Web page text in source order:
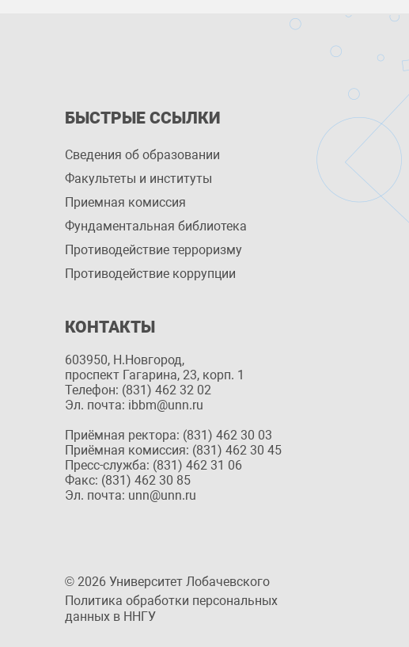
БЫСТРЫЕ ССЫЛКИ
Сведения об образовании
Факультеты и институты
Приемная комиссия
Фундаментальная библиотека
Противодействие терроризму
Противодействие коррупции
КОНТАКТЫ
603950, Н.Новгород,
проспект Гагарина, 23, корп. 1
Телефон: (831) 462 32 02
Эл. почта: ibbm@unn.ru
Приёмная ректора: (831) 462 30 03
Приёмная комиссия: (831) 462 30 45
Пресс-служба: (831) 462 31 06
Факс: (831) 462 30 85
Эл. почта: unn@unn.ru
© 2026 Университет Лобачевского
Политика обработки персональных
данных в ННГУ